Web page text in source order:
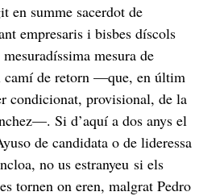
en summe sacerdot de
empresaris i bisbes díscols
mesura de
camí de retorn —que, en últim
condicionat, provisional, de la
Si d’aquí a dos anys el
de candidata o de lideressa
no us estranyeu si els
tornen on eren, malgrat Pedro